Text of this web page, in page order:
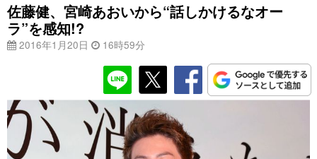
佐藤健、宮崎あおいから“話しかけるなオー
ラ”を感知!?
2016年1月20日 16時59分